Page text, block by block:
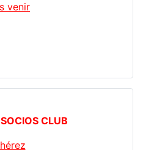
venir
CLUB